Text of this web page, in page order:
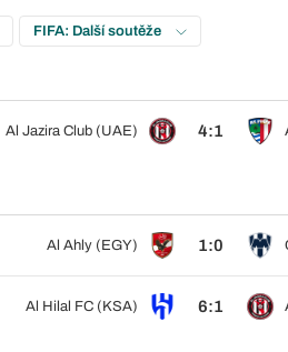
FIFA: Další soutěže
Al Jazira Club (UAE) 4:1
Al Ahly (EGY) 1:0
Al Hilal FC (KSA) 6:1